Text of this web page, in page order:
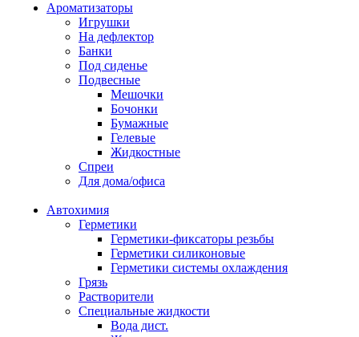
Ароматизаторы
Игрушки
На дефлектор
Банки
Под сиденье
Подвесные
Мешочки
Бочонки
Бумажные
Гелевые
Жидкостные
Спреи
Для дома/офиса
Автохимия
Герметики
Герметики-фиксаторы резьбы
Герметики силиконовые
Герметики системы охлаждения
Грязь
Растворители
Специальные жидкости
Вода дист.